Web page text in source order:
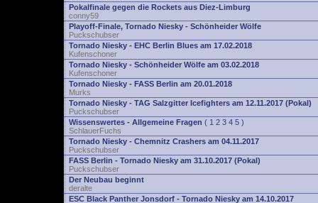
Pokalfinale gegen die Rockets aus Diez-Limburg
conny59
Playoff-Finale, Tornado Niesky - Schönheider Wölfe
Puckschubser
Tornado Niesky - EHC Berlin Blues am 17.02.2018
Kufenschoner
Tornado Niesky - Schönheider Wölfe am 03.02.2018
Kufenschoner
Tornado Niesky - FASS Berlin am 20.01.2018
Murks
Tornado Niesky - TAG Salzgitter Icefighters am 12.11.2017 (Pokal)
Puckschubser
Wissenswertes - Allgemeine Fragen ( 1 2 3 4 5 )
SchlauerFuchs
Tornado Niesky - Chemnitz Crashers am 04.11.2017
Puckschubser
FASS Berlin - Tornado Niesky am 31.10.2017 (Pokal)
Puckschubser
Der Neubau beginnt
deralte
ESC Black Panther Jonsdorf - Tornado Niesky am 14.10.2017